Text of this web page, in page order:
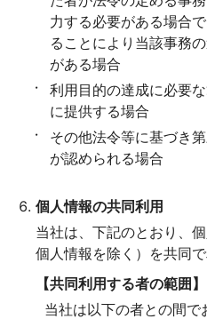
力する必要がある場合
ることにより当該事務
がある場合
利用目的の達成に必要
に提供する場合
その他法令等に基づき
が認められる場合
個人情報の共同利用
当社は、下記のとおり、
個人情報を除く）を共同
【共同利用する者の範囲】
当社は以下の者との間